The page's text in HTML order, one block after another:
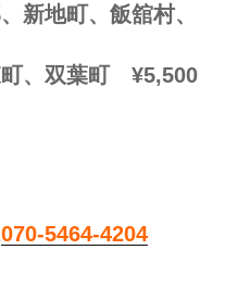
新地町、飯舘村、
町、双葉町 ¥5,500
070-5464-4204